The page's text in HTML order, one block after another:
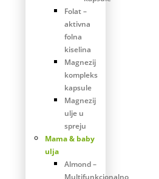
Folat –
aktivna
folna
kiselina
Magnezij
kompleks
kapsule
Magnezij
ulje u
spreju
Mama & baby
ulja
Almond –
Multifunkcionalno